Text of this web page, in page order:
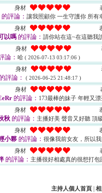
身材
的評論： 讓我照顧你 一生守護你 所有
身材
以嗎 的評論： 請你站在這~在這聽我
身材
論： 哈 ( 2026-07-13 03:17:06 )
身材
評論： ( 2026-06-25 21:48:17 )
身材
的評論： 173最棒的妹子 年輕又
身材
秋 的評論： 主播好美 聲音又好聽 頂
身材
小夥的評論： 很像我前女友，所以
身材
的評論： 主播很好相處真的很想打包
主持人個人首頁